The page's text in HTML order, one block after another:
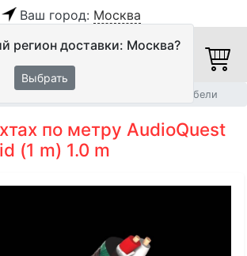
Ваш город: Москва
регион доставки: Москва?
Выбрать
Балансные аудиокабели
по метру AudioQuest
(1 m) 1.0 m